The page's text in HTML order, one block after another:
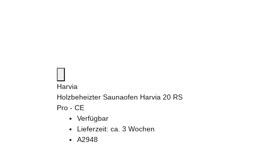
Harvia
Holzbeheizter Saunaofen Harvia 20 RS
Pro - CE
Verfügbar
Lieferzeit: ca. 3 Wochen
A2948